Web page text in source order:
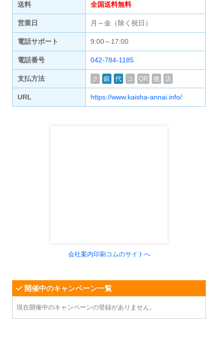
会社案内印刷コムのサイトへ
送料 全国送料無料
営業日 月～金（除く祝日）
電話サポート 9:00～17:00
電話番号 042-784-1185
支払方法 ク 銀 代 コ QR 後 店
URL https://www.kaisha-annai.info/
開催中のキャンペーン一覧
現在開催中のキャンペーンの登録がありません。